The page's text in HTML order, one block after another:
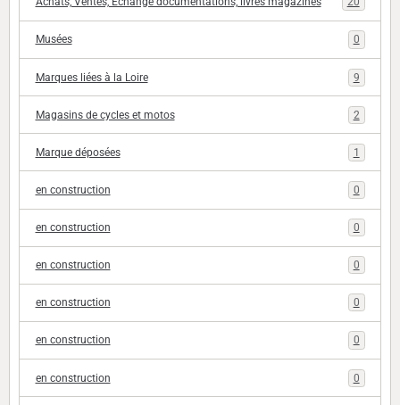
Musées 0
Marques liées à la Loire 9
Magasins de cycles et motos 2
Marque déposées 1
en construction 0
en construction 0
en construction 0
en construction 0
en construction 0
en construction 0